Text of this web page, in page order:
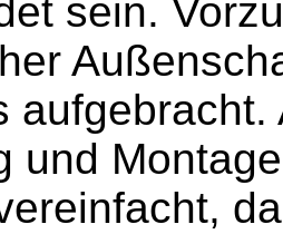
sein.
und